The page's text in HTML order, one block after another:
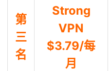
第
三
名
Strong
VPN
$3.79/每
月